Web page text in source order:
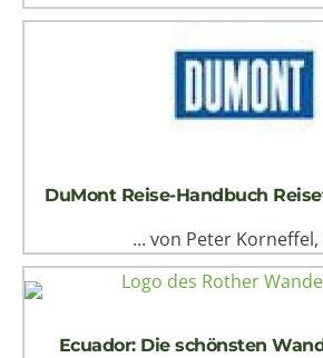
DuMont Reise-Handbuch
... von Peter Korneffel,
Ecuador: Die schönsten